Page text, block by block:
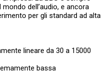
dell’audio, e ancora
per gli standard ad alta
lineare da 30 a 15000
bassa